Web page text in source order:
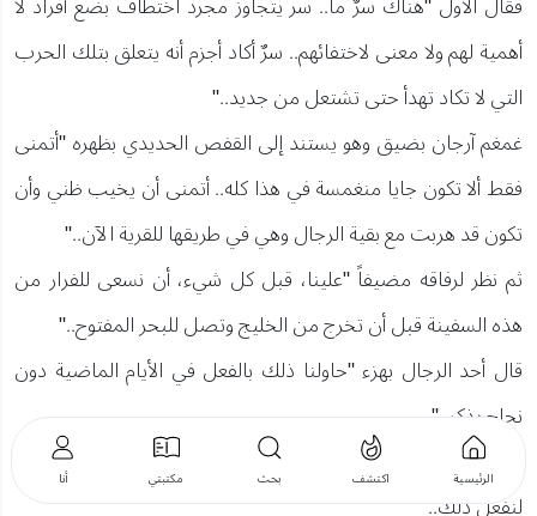
أهمية لهم ولا معنى لاختفائهم.. سرٌ أكاد أجزم أنه يتعلق بتلك الحرب
التي لا تكاد تهدأ حتى تشتعل من جديد.."
غمغم آرجان بضيق وهو يستند إلى القفص الحديدي بظهره "أتمنى
فقط ألا تكون جايا منغمسة في هذا كله.. أتمنى أن يخيب ظني وأن
تكون قد هربت مع بقية الرجال وهي في طريقها للقرية الآن.."
ثم نظر لرفاقه مضيفاً "علينا، قبل كل شيء، أن نسعى للفرار من
هذه السفينة قبل أن تخرج من الخليج وتصل للبحر المفتوح.."
قال أحد الرجال بهزء "حاولنا ذلك بالفعل في الأيام الماضية دون
نجاح يذكر.."
فقال آرجان بإلحاح "علينا أن نحاول مرة بعد أخر ى.. علينا أن نتضافر
لنفعل ذلك.."
الرئيسية اكتشف بحث مكتبتي أنا